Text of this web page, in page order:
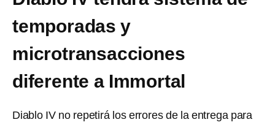
temporadas y
microtransacciones
diferente a Immortal
Diablo IV no repetirá los errores de la entrega para